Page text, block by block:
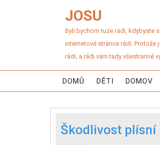
JOSU
Byli bychom tuze rádi, kdybyste
internetové stránce rádi. Protože
rádi, a rádi vám tady všestranně
DOMŮ DĚTI DOMOV
Škodlivost plísní